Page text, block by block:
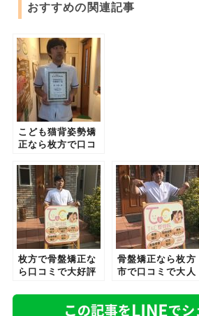
おすすめの関連記事
こども猫背姿勢矯
正なら枚方で口コ
ルケア整骨院T&C
整骨院
枚方で骨盤矯正な
ら口コミで大好評
骨院ことT&C整骨
骨盤矯正なら枚方
市で口コミで大人
整骨院ことT&C整
骨院で決まり！！